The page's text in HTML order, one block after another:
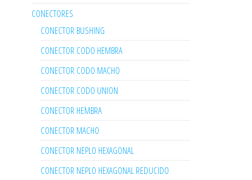
CONECTORES
CONECTOR BUSHING
CONECTOR CODO HEMBRA
CONECTOR CODO MACHO
CONECTOR CODO UNION
CONECTOR HEMBRA
CONECTOR MACHO
CONECTOR NEPLO HEXAGONAL
CONECTOR NEPLO HEXAGONAL REDUCIDO